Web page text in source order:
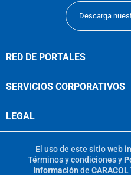
Descarga
RED DE PORTALES
SERVICIOS CORPORATIVOS
LEGAL
El uso de este sitio web
Términos y condicionesy
Información de